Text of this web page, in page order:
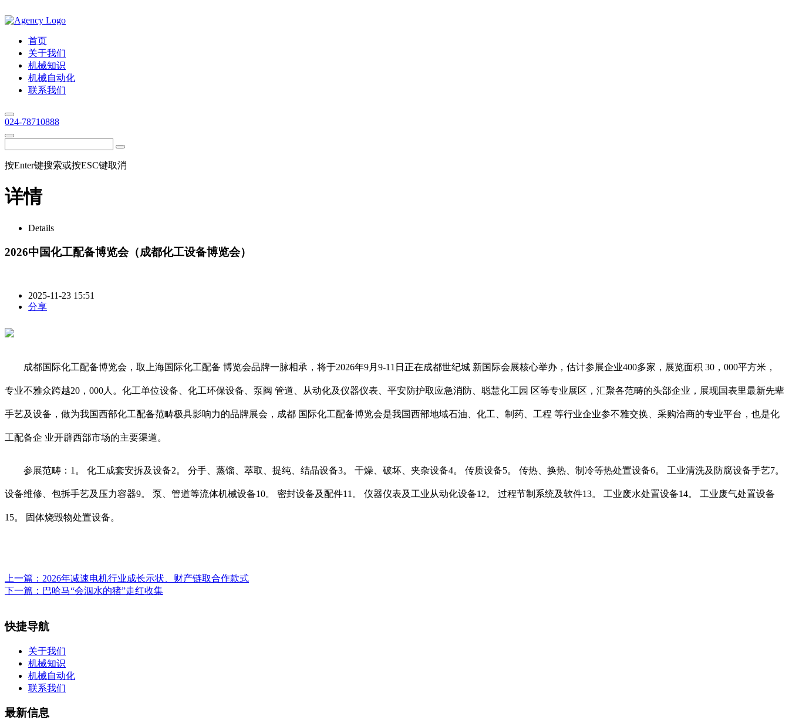
首页
关于我们
机械知识
机械自动化
联系我们
024-78710888
按Enter键搜索或按ESC键取消
详情
Details
2026中国化工配备博览会（成都化工设备博览会）
2025-11-23 15:51
分享
成都国际化工配备博览会，取上海国际化工配备 博览会品牌一脉相承，将于2026年9月9-11日正在成都世纪城 新国际会展核心举办，估计参展企业400多家，展览面积 30，000平方米，
专业不雅众跨越20，000人。化工单位设备、化工环保设备、泵阀 管道、从动化及仪器仪表、平安防护取应急消防、聪慧化工园 区等专业展区，汇聚各范畴的头部企业，展现国表里最新先辈
手艺及设备，做为我国西部化工配备范畴极具影响力的品牌展会，成都 国际化工配备博览会是我国西部地域石油、化工、制药、工程 等行业企业参不雅交换、采购洽商的专业平台，也是化
工配备企 业开辟西部市场的主要渠道。
参展范畴：1。 化工成套安拆及设备2。 分手、蒸馏、萃取、提纯、结晶设备3。 干燥、破坏、夹杂设备4。 传质设备5。 传热、换热、制冷等热处置设备6。 工业清洗及防腐设备手艺7。
设备维修、包拆手艺及压力容器9。 泵、管道等流体机械设备10。 密封设备及配件11。 仪器仪表及工业从动化设备12。 过程节制系统及软件13。 工业废水处置设备14。 工业废气处置设备
15。 固体烧毁物处置设备。
上一篇： 2026年减速电机行业成长示状、财产链取合作款式
下一篇： 巴哈马“会泅水的猪”走红收集
快捷导航
关于我们
机械知识
机械自动化
联系我们
最新信息